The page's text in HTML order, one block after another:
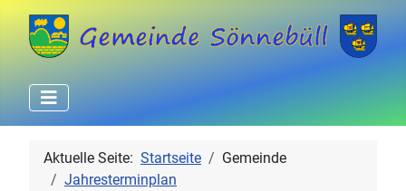
Aktuelle Seite: Startseite
Gemeinde
Jahresterminplan